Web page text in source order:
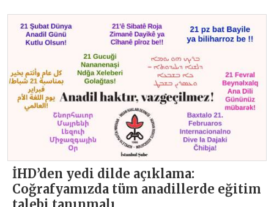
İHD’den yedi dilde açıklama:
Coğrafyamızda tüm anadillerde eğitim